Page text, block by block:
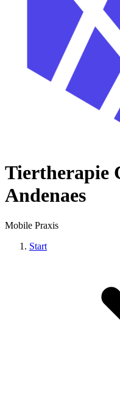
Tiertherapie
Andenaes
Mobile Praxis
Start